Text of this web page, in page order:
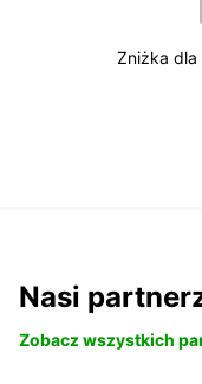
Zniżka dla
Nasi
Zobacz wszystkich